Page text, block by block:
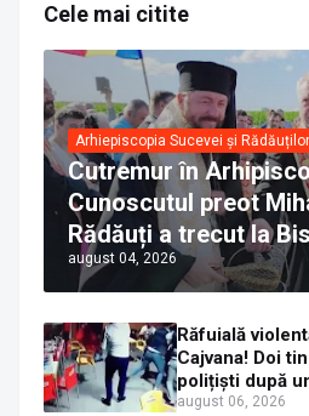
Cele mai citite
Arhiepiscopia Sucevei și Rădăuților
Cutremur în
Cunoscutul preot
Rădăuți a trecut la
Ortodoxă Valahă.
că îi pregătește
august 04, 2026
Răfuială
Cajvana! Doi
polițiști după
mașini distruse
august 06, 2026